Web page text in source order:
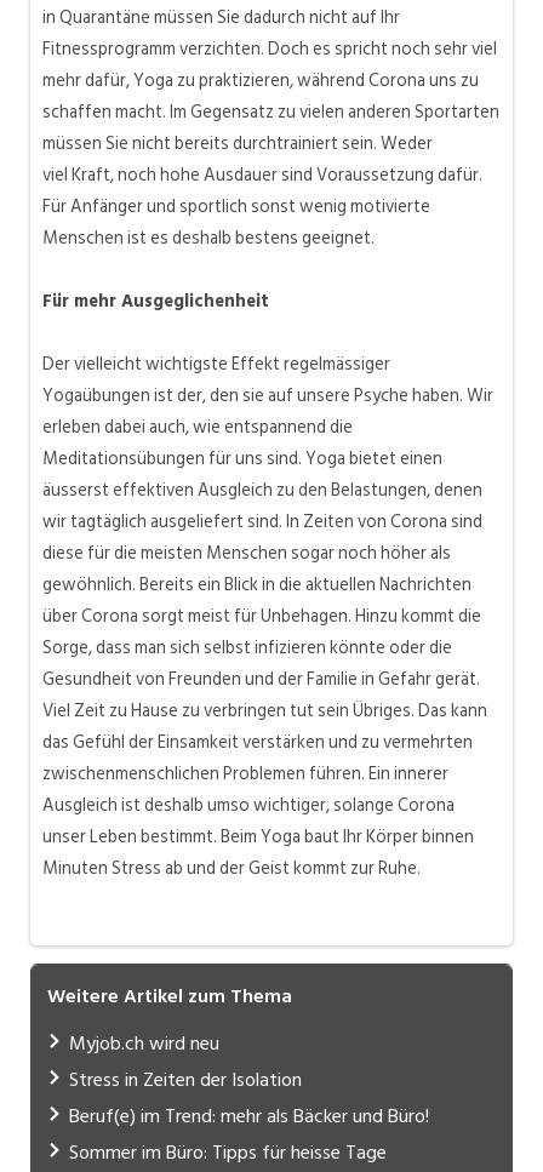
in Quarantäne müssen Sie dadurch nicht auf Ihr
Fitnessprogramm verzichten. Doch es spricht noch sehr viel
mehr dafür, Yoga zu praktizieren, während Corona uns zu
schaffen macht. Im Gegensatz zu vielen anderen Sportarten
müssen Sie nicht bereits durchtrainiert sein. Weder
vielKraft,noch hohe Ausdauer sind Voraussetzung dafür.
Für Anfänger und sportlich sonst wenig motivierte
Menschen ist es deshalb bestens geeignet.
Für mehr Ausgeglichenheit
Der vielleicht wichtigste Effekt regelmässiger
Yogaübungen ist der, den sie auf unsere Psyche haben. Wir
erleben dabei auch, wie entspannend die
Meditationsübungen für uns sind. Yoga bietet einen
äusserst effektiven Ausgleich zu den Belastungen, denen
wir tagtäglich ausgeliefert sind. In Zeiten von Corona sind
diese für die meisten Menschen sogar noch höher als
gewöhnlich. Bereits ein Blick in die aktuellen Nachrichten
über Corona sorgt meist für Unbehagen. Hinzu kommt die
Sorge, dass man sich selbst infizieren könnte oder die
Gesundheit von Freunden und der Familie in Gefahr gerät.
Viel Zeit zu Hause zu verbringen tut sein Übriges. Das kann
das Gefühl der Einsamkeit verstärken und zu vermehrten
zwischenmenschlichen Problemen führen. Ein innerer
Ausgleich ist deshalb umso wichtiger, solange Corona
unser Leben bestimmt. Beim Yoga baut Ihr Körper binnen
Minuten Stress ab und der Geist kommt zur Ruhe.
Weitere Artikel zum Thema
Myjob.ch wird neu
Stress in Zeiten der Isolation
Beruf(e) im Trend: mehr als Bäcker und Büro!
Sommer im Büro: Tipps für heisse Tage